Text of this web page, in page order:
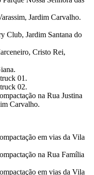
Jardim Carvalho.
Club, Jardim Santana do
Cristo Rei,
01.
02.
na Rua Justina
Carvalho.
em vias da Vila
na Rua Família
em vias da Vila